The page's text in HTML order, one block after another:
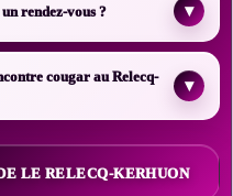
rendez-vous ? ▾
cougar au Relecq-
▾
LE RELECQ-KERHUON